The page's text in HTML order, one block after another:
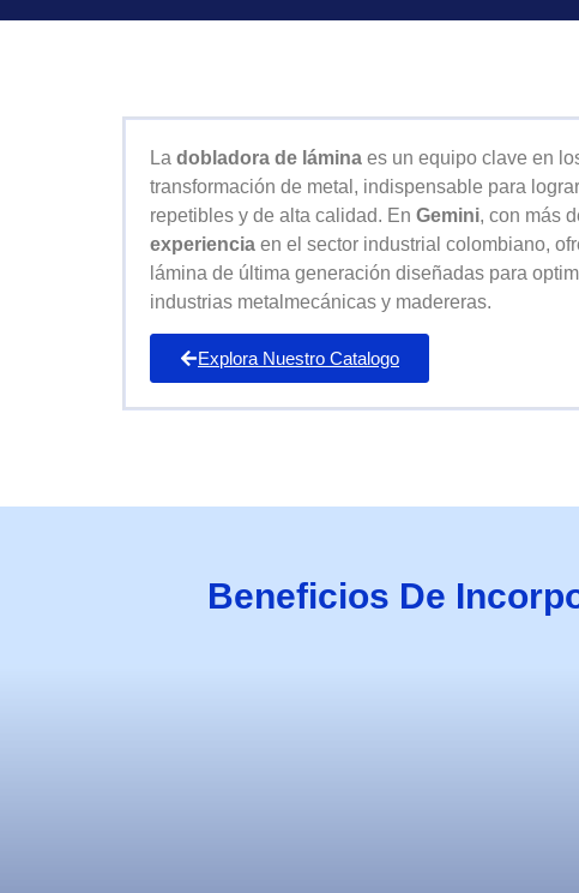
La dobladora de lámina es un equipo clave en
transformación de metal, indispensable para
repetibles y de alta calidad. En Gemini, con más
experiencia en el sector industrial colombiano,
lámina de última generación diseñadas para
industrias metalmecánicas y madereras.
Explora Nuestro Catalogo
Beneficios De